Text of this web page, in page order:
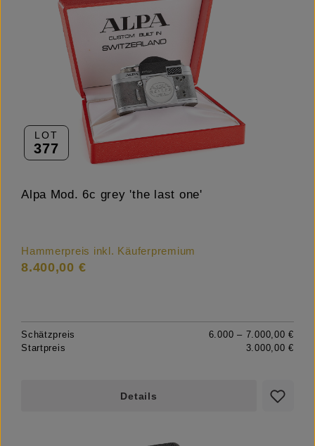
LOT
377
Alpa Mod. 6c grey 'the last one'
Hammerpreis inkl. Käuferpremium
8.400,00 €
Schätzpreis
6.000 – 7.000,00 €
Startpreis
3.000,00 €
Details